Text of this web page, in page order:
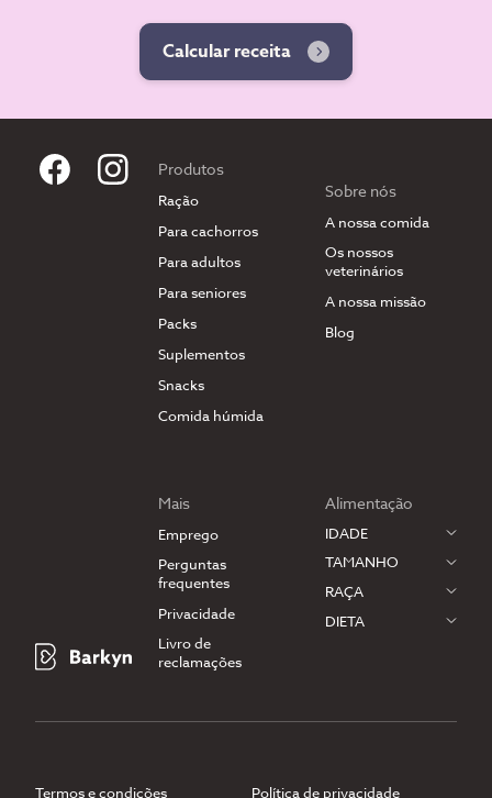
Calcular receita
Produtos
Ração
Para cachorros
Para adultos
Para seniores
Packs
Suplementos
Snacks
Comida húmida
Sobre nós
A nossa comida
Os nossos
veterinários
A nossa missão
Blog
Mais
Emprego
Perguntas
frequentes
Privacidade
Livro de
reclamações
Alimentação
IDADE
TAMANHO
RAÇA
DIETA
Termos e condições Política de privacidade